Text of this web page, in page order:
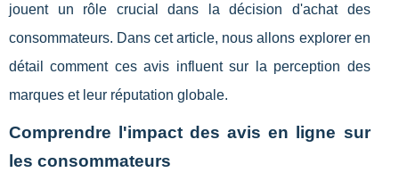
jouent un rôle crucial dans la décision d'achat des
consommateurs. Dans cet article, nous allons explorer en
détail comment ces avis influent sur la perception des
marques et leur réputation globale.
Comprendre l'impact des avis en ligne sur
les consommateurs